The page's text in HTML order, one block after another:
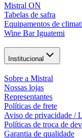
Mistral ON
Tabelas de safra
Equipamentos de
Wine Bar Iguatemi
Institucional
Sobre a Mistral
Nossas lojas
Representantes
Políticas de frete
Aviso de privacidade /
Políticas de troca de
Garantia de qualidade